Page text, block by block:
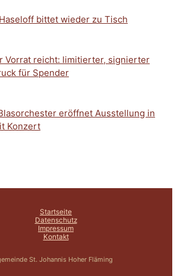
bittet wieder zu Tisch
Vorrat reicht: limitierter, signierter
für Spender
eröffnet Ausstellung in
Konzert
Startseite
Datenschutz
Impressum
Kontakt
St. Johannis Hoher Fläming